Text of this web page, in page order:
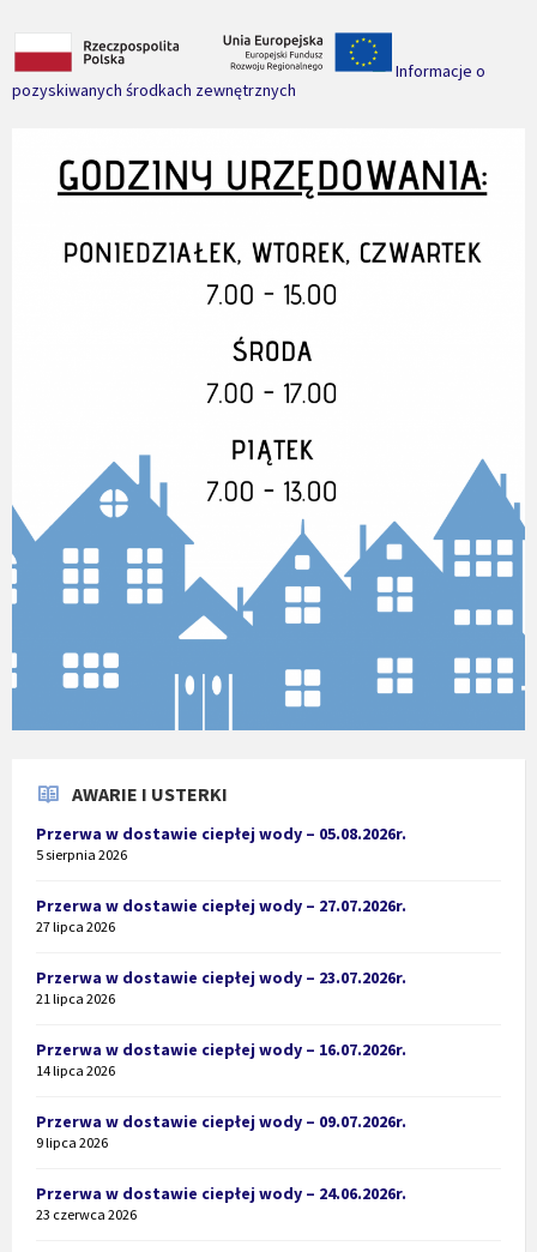
Informacje o
pozyskiwanych środkach zewnętrznych
AWARIE I USTERKI
Przerwa w dostawie ciepłej wody – 05.08.2026r.
5 sierpnia 2026
Przerwa w dostawie ciepłej wody – 27.07.2026r.
27 lipca 2026
Przerwa w dostawie ciepłej wody – 23.07.2026r.
21 lipca 2026
Przerwa w dostawie ciepłej wody – 16.07.2026r.
14 lipca 2026
Przerwa w dostawie ciepłej wody – 09.07.2026r.
9 lipca 2026
Przerwa w dostawie ciepłej wody – 24.06.2026r.
23 czerwca 2026